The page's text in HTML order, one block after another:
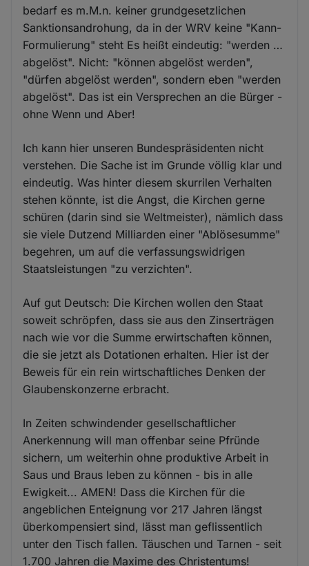
bedarf es m.M.n. keiner grundgesetzlichen
Sanktionsandrohung, da in der WRV keine "Kann-
Formulierung" steht Es heißt eindeutig: "werden …
abgelöst". Nicht: "können abgelöst werden",
"dürfen abgelöst werden", sondern eben "werden
abgelöst". Das ist ein Versprechen an die Bürger -
ohne Wenn und Aber!
Ich kann hier unseren Bundespräsidenten nicht
verstehen. Die Sache ist im Grunde völlig klar und
eindeutig. Was hinter diesem skurrilen Verhalten
stehen könnte, ist die Angst, die Kirchen gerne
schüren (darin sind sie Weltmeister), nämlich dass
sie viele Dutzend Milliarden einer "Ablösesumme"
begehren, um auf die verfassungswidrigen
Staatsleistungen "zu verzichten".
Auf gut Deutsch: Die Kirchen wollen den Staat
soweit schröpfen, dass sie aus den Zinserträgen
nach wie vor die Summe erwirtschaften können,
die sie jetzt als Dotationen erhalten. Hier ist der
Beweis für ein rein wirtschaftliches Denken der
Glaubenskonzerne erbracht.
In Zeiten schwindender gesellschaftlicher
Anerkennung will man offenbar seine Pfründe
sichern, um weiterhin ohne produktive Arbeit in
Saus und Braus leben zu können - bis in alle
Ewigkeit... AMEN! Dass die Kirchen für die
angeblichen Enteignung vor 217 Jahren längst
überkompensiert sind, lässt man geflissentlich
unter den Tisch fallen. Täuschen und Tarnen - seit
1.700 Jahren die Maxime des Christentums!